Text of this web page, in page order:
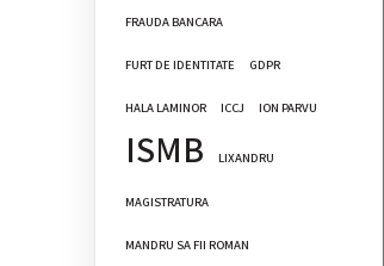
FRAUDA BANCARA
FURT DE IDENTITATE GDPR
HALA LAMINOR ICCJ ION PARVU
ISMB LIXANDRU
MAGISTRATURA
MANDRU SA FII ROMAN